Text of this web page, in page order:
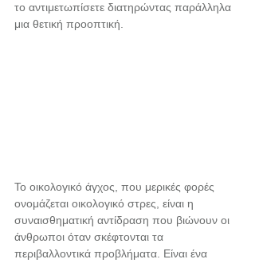
το αντιμετωπίσετε διατηρώντας παράλληλα
μια θετική προοπτική.
Το οικολογικό άγχος, που μερικές φορές
ονομάζεται οικολογικό στρες, είναι η
συναισθηματική αντίδραση που βιώνουν οι
άνθρωποι όταν σκέφτονται τα
περιβαλλοντικά προβλήματα. Είναι ένα